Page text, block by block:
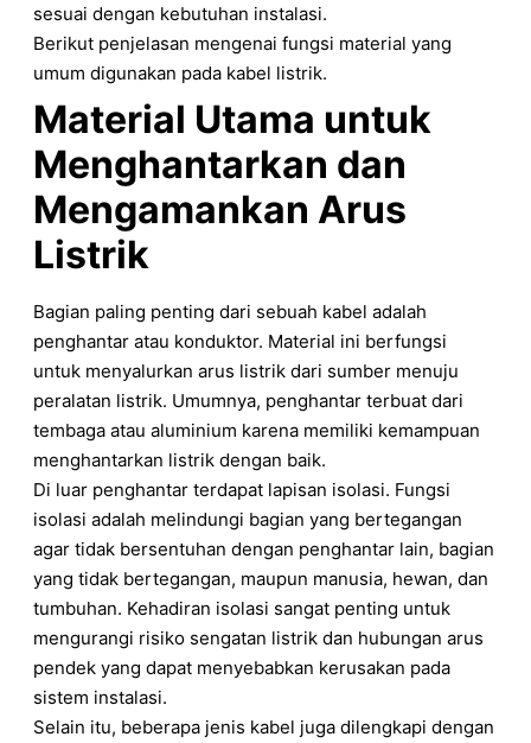
sesuai dengan kebutuhan instalasi.
Berikut penjelasan mengenai fungsi material yang
umum digunakan pada kabel listrik.
Material Utama untuk
Menghantarkan dan
Mengamankan Arus
Listrik
Bagian paling penting dari sebuah kabel adalah
penghantar atau konduktor. Material ini berfungsi
untuk menyalurkan arus listrik dari sumber menuju
peralatan listrik. Umumnya, penghantar terbuat dari
tembaga atau aluminium karena memiliki kemampuan
menghantarkan listrik dengan baik.
Di luar penghantar terdapat lapisan isolasi. Fungsi
isolasi adalah melindungi bagian yang bertegangan
agar tidak bersentuhan dengan penghantar lain, bagian
yang tidak bertegangan, maupun manusia, hewan, dan
tumbuhan. Kehadiran isolasi sangat penting untuk
mengurangi risiko sengatan listrik dan hubungan arus
pendek yang dapat menyebabkan kerusakan pada
sistem instalasi.
Selain itu, beberapa jenis kabel juga dilengkapi dengan